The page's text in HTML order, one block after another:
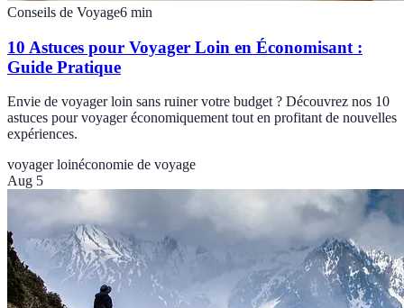
Conseils de Voyage6 min
10 Astuces pour Voyager Loin en Économisant :
Guide Pratique
Envie de voyager loin sans ruiner votre budget ? Découvrez nos 10
astuces pour voyager économiquement tout en profitant de nouvelles
expériences.
voyager loinéconomie de voyage
Aug 5